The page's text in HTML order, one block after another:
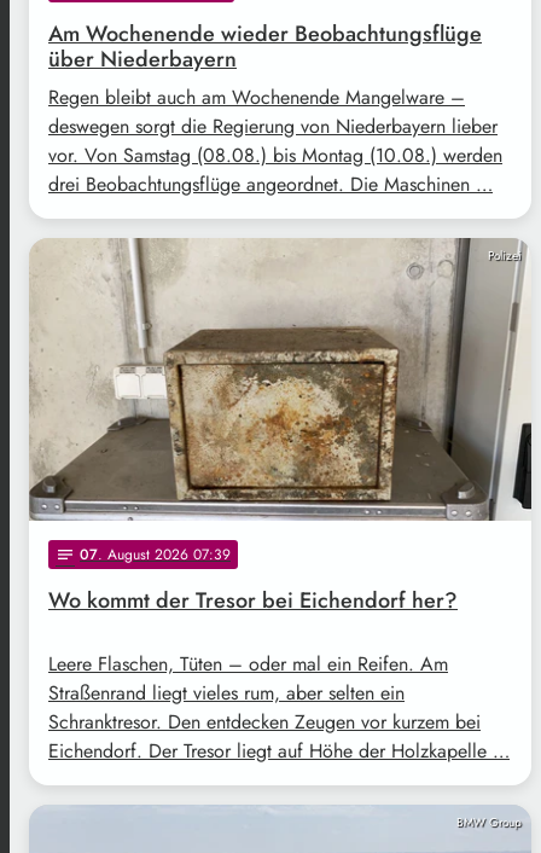
Am Wochenende wieder Beobachtungsflüge
über Niederbayern
Regen bleibt auch am Wochenende Mangelware –
deswegen sorgt die Regierung von Niederbayern lieber
vor. Von Samstag (08.08.) bis Montag (10.08.) werden
drei Beobachtungsflüge angeordnet. Die Maschinen …
Polizei
notes 07. August 2026 07:39
Wo kommt der Tresor bei Eichendorf her?
Leere Flaschen, Tüten – oder mal ein Reifen. Am
Straßenrand liegt vieles rum, aber selten ein
Schranktresor. Den entdecken Zeugen vor kurzem bei
Eichendorf. Der Tresor liegt auf Höhe der Holzkapelle …
BMW Group